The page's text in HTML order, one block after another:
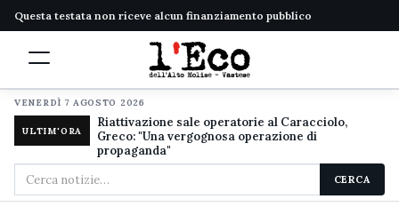
Questa testata non riceve alcun finanziamento pubblico
VENERDÌ 7 AGOSTO 2026
ULTIM'ORA
Riattivazione sale operatorie al Caracciolo,
Greco: "Una vergognosa operazione di
propaganda"
Cerca
nel
CERCA